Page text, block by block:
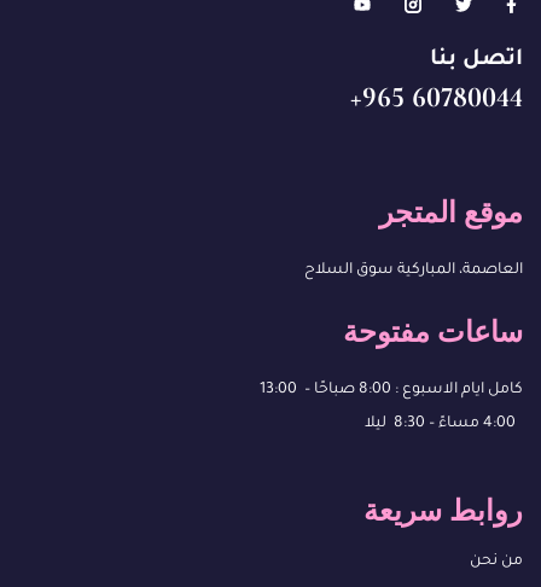
اتصل بنا
60780044 965+
موقع المتجر
العاصمة، المباركية سوق السلاح
ساعات مفتوحة
كامل ايام الاسبوع : 8:00 صباحًا – 13:00
روابط سريعة
من نحن